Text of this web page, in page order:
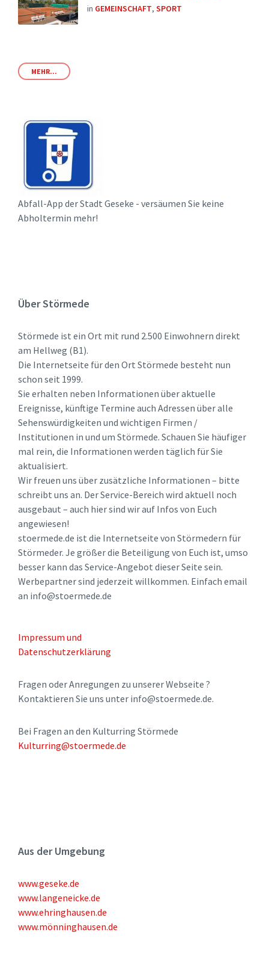
in GEMEINSCHAFT, SPORT
MEHR...
Abfall-App der Stadt Geseke - versäumen Sie keine
Abholtermin mehr!
Über Störmede
Störmede ist ein Ort mit rund 2.500 Einwohnern direkt
am Hellweg (B1).
Die Internetseite für den Ort Störmede besteht nun
schon seit 1999.
Sie erhalten neben Informationen über aktuelle
Ereignisse, künftige Termine auch Adressen über alle
Sehenswürdigkeiten und wichtigen Firmen /
Institutionen in und um Störmede. Schauen Sie häufiger
mal rein, die Informationen werden täglich für Sie
aktualisiert.
Wir freuen uns über zusätzliche Informationen – bitte
schreibt uns an. Der Service-Bereich wird aktuell noch
ausgebaut – auch hier sind wir auf Infos von Euch
angewiesen!
stoermede.de ist die Internetseite von Störmedern für
Störmeder. Je größer die Beteiligung von Euch ist, umso
besser kann das Service-Angebot dieser Seite sein.
Werbepartner sind jederzeit willkommen. Einfach email
an info@stoermede.de
Impressum und
Datenschutzerklärung
Fragen oder Anregungen zu unserer Webseite ?
Kontaktieren Sie uns unter info@stoermede.de.
Bei Fragen an den Kulturring Störmede
Kulturring@stoermede.de
Aus der Umgebung
www.geseke.de
www.langeneicke.de
www.ehringhausen.de
www.mönninghausen.de